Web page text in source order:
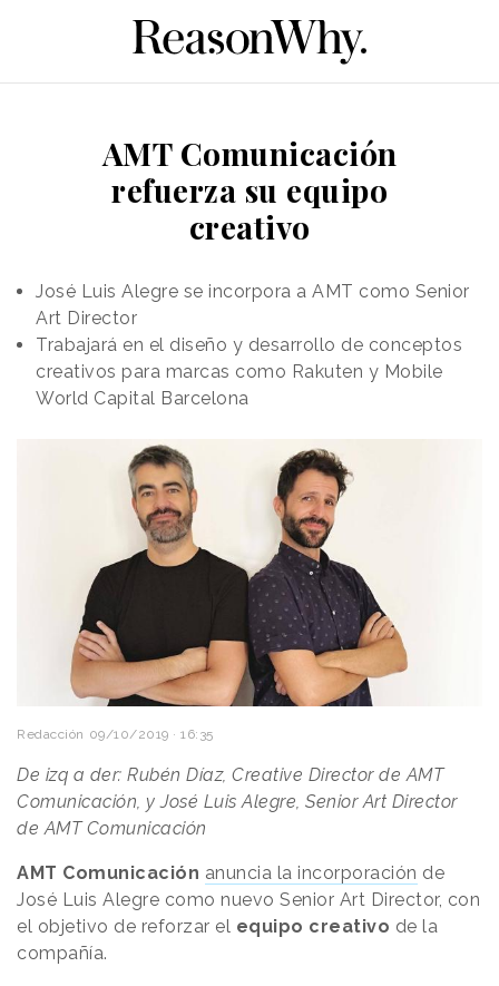
AMT Comunicación
refuerza su equipo
creativo
José Luis Alegre se incorpora a AMT como Senior
Art Director
Trabajará en el diseño y desarrollo de conceptos
creativos para marcas como Rakuten y Mobile
World Capital Barcelona
Redacción 09/10/2019 · 16:35
De izq a der: Rubén Díaz, Creative Director de AMT
Comunicación, y José Luis Alegre, Senior Art Director
de AMT Comunicación
AMT Comunicación anuncia la incorporación de
José Luis Alegre como nuevo Senior Art Director, con
el objetivo de reforzar el equipo creativo de la
compañía.